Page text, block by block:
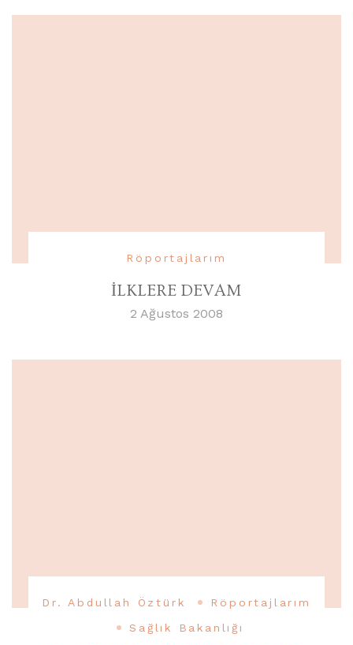
Röportajlarım
İLKLERE DEVAM
2 Ağustos 2008
Dr. Abdullah Öztürk
Röportajlarım
Sağlık Bakanlığı